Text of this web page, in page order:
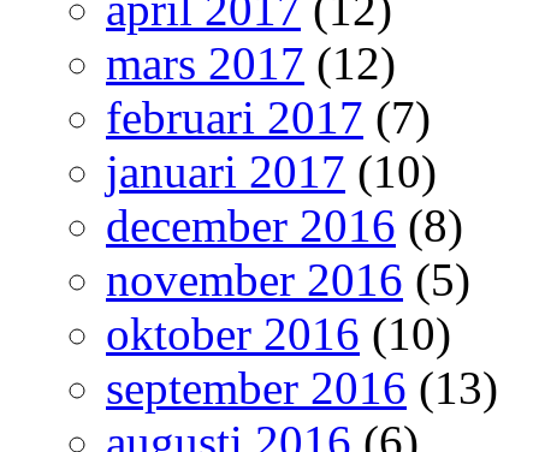
mars 2017 (12)
februari 2017 (7)
januari 2017 (10)
december 2016 (8)
november 2016 (5)
oktober 2016 (10)
september 2016 (13)
augusti 2016 (6)